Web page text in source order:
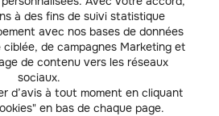
à des fins de suivi statistique
avec nos bases de données
de campagnes Marketing et
de contenu vers les réseaux
sociaux.
d’avis à tout moment en cliquant
en bas de chaque page.